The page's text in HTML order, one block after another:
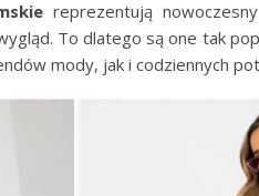
reprezentują
To dlatego są one tak
mody, jak i codziennych